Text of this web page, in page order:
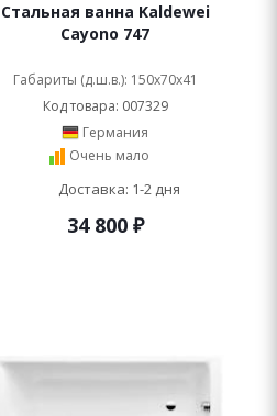
Стальная ванна Kaldewei
Cayono 747
Габариты (д.ш.в.): 150x70x41
Код товара: 007329
Германия
Очень мало
Доставка: 1-2 дня
34 800₽